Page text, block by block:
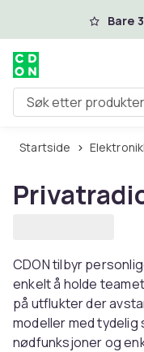
Hopp til Bare
Søk etter produkter
Startside
CDON tilbyr
enkelt å holde
på utflukter der
modeller med
nødfunksjoner og